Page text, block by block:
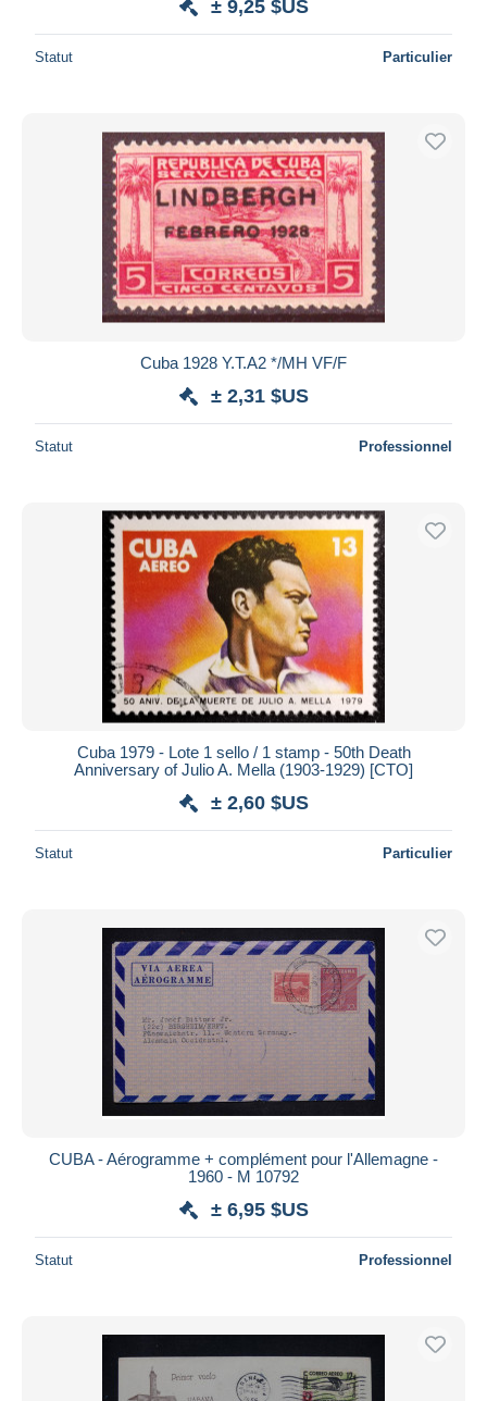
± 9,25 $US
Statut Particulier
Cuba 1928 Y.T.A2 */MH VF/F
± 2,31 $US
Statut Professionnel
Cuba 1979 - Lote 1 sello / 1 stamp - 50th Death
Anniversary of Julio A. Mella (1903-1929) [CTO]
± 2,60 $US
Statut Particulier
CUBA - Aérogramme + complément pour l'Allemagne -
1960 - M 10792
± 6,95 $US
Statut Professionnel